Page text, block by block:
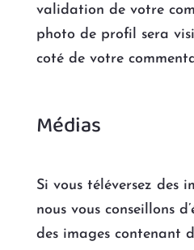
validation de votre
photo de profil sera
coté de votre
Médias
Si vous téléversez des
nous vous conseillons
des images contenant